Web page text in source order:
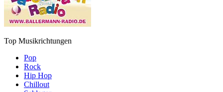
Top Musikrichtungen
Pop
Rock
Hip Hop
Chillout